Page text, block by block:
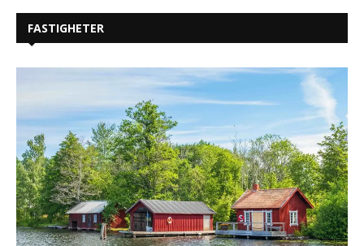
FASTIGHETER